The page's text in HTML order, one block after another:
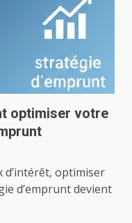
optimiser votre
d’intérêt, optimiser
d’emprunt devient